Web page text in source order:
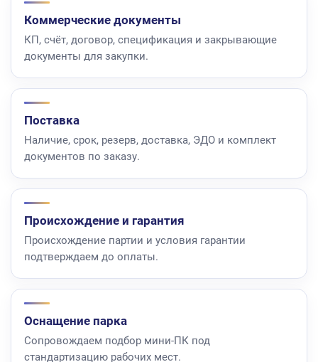
Коммерческие документы
КП, счёт, договор, спецификация и закрывающие
документы для закупки.
Поставка
Наличие, срок, резерв, доставка, ЭДО и комплект
документов по заказу.
Происхождение и гарантия
Происхождение партии и условия гарантии
подтверждаем до оплаты.
Оснащение парка
Сопровождаем подбор мини-ПК под
стандартизацию рабочих мест.